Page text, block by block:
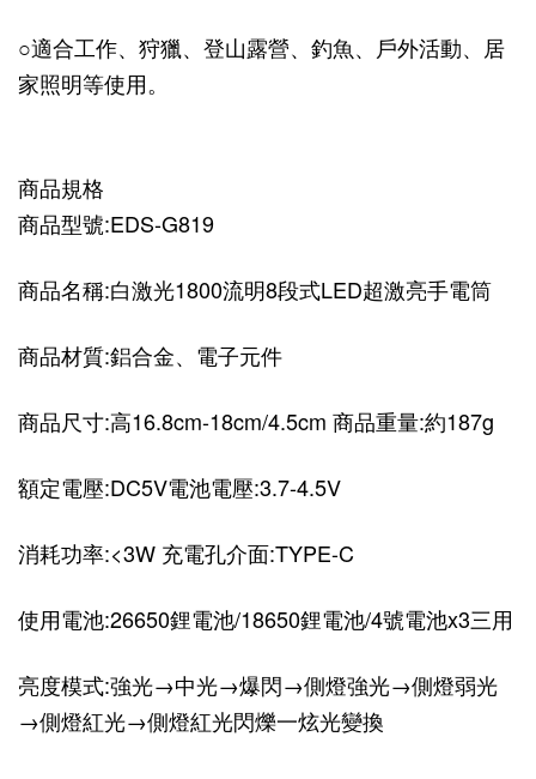
○適合工作、狩獵、登山露營、釣魚、戶外活動、居
家照明等使用。
商品規格
商品型號:EDS-G819
商品名稱:白激光1800流明8段式LED超激亮手電筒
商品材質:鋁合金、電子元件
商品尺寸:高16.8cm-18cm/4.5cm 商品重量:約187g
額定電壓:DC5V電池電壓:3.7-4.5V
消耗功率:<3W 充電孔介面:TYPE-C
使用電池:26650鋰電池/18650鋰電池/4號電池x3三用
亮度模式:強光→中光→爆閃→側燈強光→側燈弱光
→側燈紅光→側燈紅光閃爍一炫光變換